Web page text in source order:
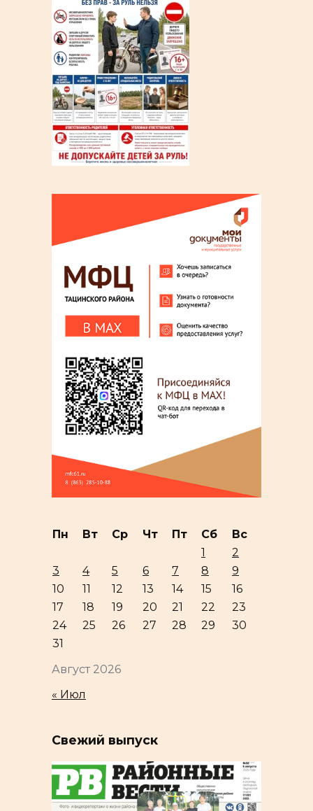
Август 2026
Пн Вт Ср Чт Пт Сб
Вс
1
2
3
4 5 6 7 8
9
10
11 12 13 14 15
16
17
18 19 20 21 22
23
24
25 26 27 28 29
30
31
« Июл
Свежий выпуск